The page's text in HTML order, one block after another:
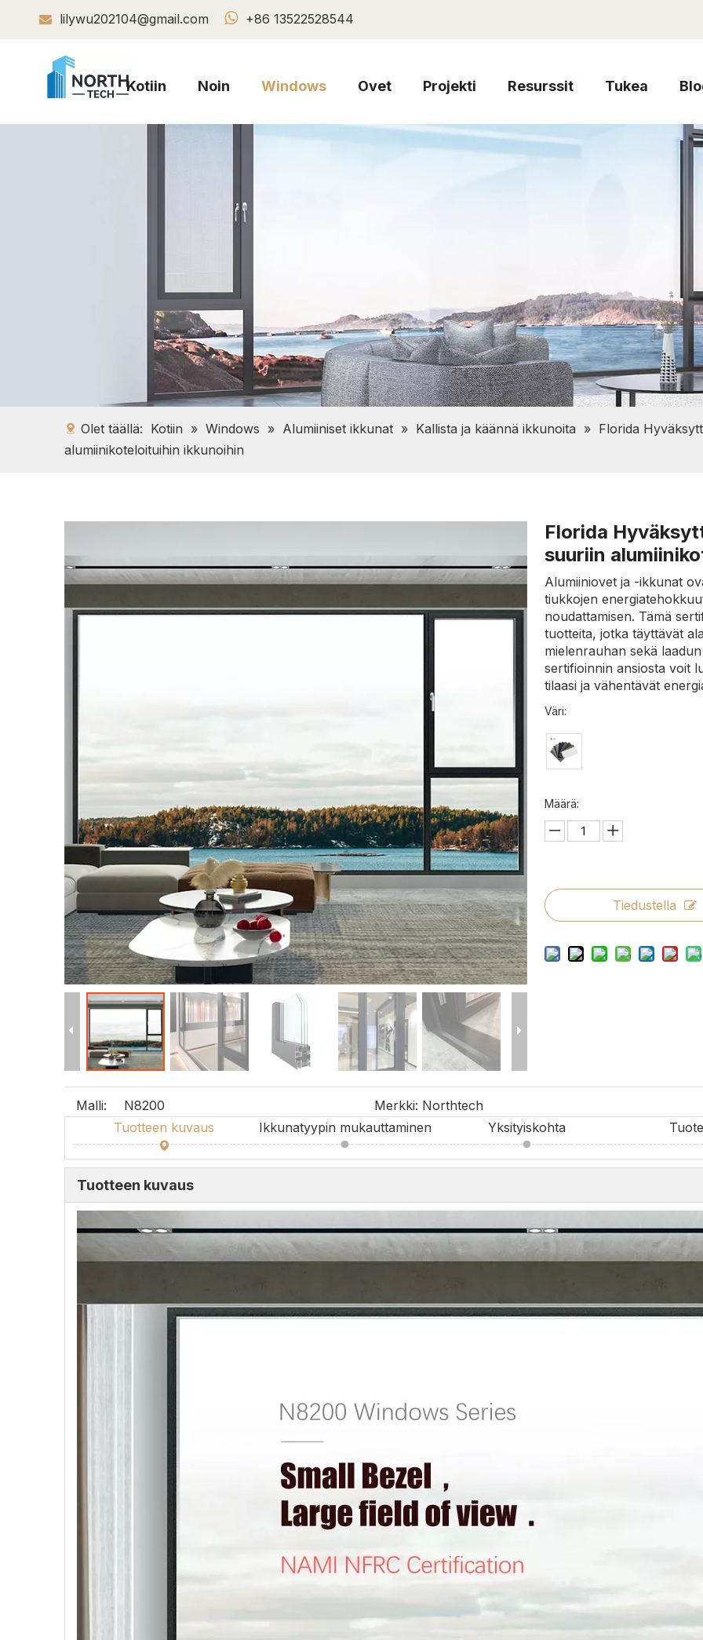
 lilywu202104@gmail.com  +86 13522528544
Kotiin Noin Windows Ovet Projekti Resurssit Tukea
Olet täällä: Kotiin » Windows » Alumiiniset ikkunat » Kallista ja käännä ikkunoita » Florida
alumiinikoteloituihin ikkunoihin
Florida
suuriin
Alumiiniovet ja -ikkunat
tiukkojen
noudattamisen. Tämä
tuotteita, jotka täyttävät
mielenrauhan sekä
sertifioinnin ansiosta voit
tilaasi ja vähentävät
Väri:
Määrä:
Tiedustella
Malli: N8200 Merkki: Northtech
Tuotteen kuvaus
Ikkunatyypin mukauttaminen Yksityiskohta
Tuotteen kuvaus